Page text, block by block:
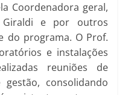
Coordenadora geral,
Giraldi e por outros
do programa. O Prof.
e instalações
reuniões de
consolidando